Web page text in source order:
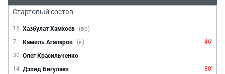
Стартовый состав
16 Хазбулат Хамхоев (вр)
7
Камиль Агаларов (к)
46'
30 Олег Красильченко
14 Дэвид Бигулаев
80'